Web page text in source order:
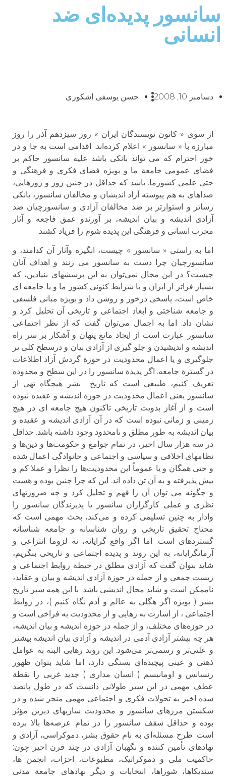
سانسور پدیده‌ای ضد
انسانی
دسامبر 10, 2008 حسن یوسفی اشکوری
از سوی « کانون نویسندگان ایران » روز سیزدهم آذر را روز
مبارزه با « سانسور » اعلام کرده‌اند. اقدامی است به جا و در
خور احترام که می تواند بانکی باشد علیه سانسور حاکم بر
فضای عمومی جامعة ما و بویژه فضای فکری و فرهنگی و
حتی علمی کشورما. باشد که حداقل در چنین روز و روزهایی،
صداهای به هم پیوسته آزاد اندیشان و مخالفان سانسور، بانکی
رساتر و استوارتر بر ضد مخالفان آزادی و سانسورچیان ضد
آزادی اندیشه و بیان اندیشه، بر آورندو عمق فاجعه و آثار
مخرب انسانی و فرهنگی این پدیدة شوم را فریاد کشند.
اما به راستی « سانسور » چیست، انگیزه وآثار آن کدامند، و
سانسورچیان چرا دست به سانسور می زنند و اهداف آنان
چیست؟ در این مجال نمی‌توان به این پرسشهای بنیادین، که
بسیار فراتر از ایران و با شرایط کنونی کشور ما و یا جامعه ای
خاص است، پاسخی درخور و روشن داد و بویژه مبانی فلسفی
و جامعه شناختی و ابعاد اجتماعی و تاریخی آن تحلیل کرد و
نشان داد. اما به اجمال می‌توان گفت که از نظر اجتماعی
سانسور عبارت است از ایجاد مانع پنهان و آشکار بر سر راه
اندیشه و اندیشیدن و جلو گیری از آزادی بیان و درسطح کلی تر
جلوگیری و یا اعمال محدودیت در حوزة گردش آزاد اطلاعات
در گسترة جامعه. اگر پدیدة سانسور را در این سطح و محدوده
تعریف کنیم، طبیعی است که تاریخ بشر هیچگاه تهی از
سانسور یعنی اعمال محدودیت در حوزة اندیشه و عقیده نبوده
است و از آغاز بدویت تاریخی تاکنون هیچ جامعه ای در هیچ
زمینی و زمانی نبوده است که در آن آزادی اندیشه و عقیده و
بیان اندیشه به طور مطلق و نامحدود وجود داشته باشد. حداقل
در سه هزار سال اخیر، در تمام جوامع و حکومت‌ها و دین‌ها و
نظامهای اخلاقی و سیاسی و اجتماعی و خانوادگی اعمال شده
و حتی همگان و یا عموماً این محدودیت‌ها را نظرا و عملا کم و
بیش پذیرفته و به آن تن داده اند. این که چرا چنین بوده و هست
و چگونه می توان آن را فهم و تحلیل کرد و چه ضرورتهای
نظری و عملی کارگزاران سانسور یا پذیرندگان سانسور را
وادار به چنین تسلیمی کرده و می‌کند، بحث مهمی است که
محتاج تحقیق تاریخی و روان شناسانه و جامعه شناسانه
گستردهای است. اما اگر واقع گرایانه، نه لزوما انتزاعی و
آرمانگرایانه، به این روند و پدیده اجتماعی و تاریخی بنگریم،
شاید بتوان گفت که آزادی مطلق در حیطة روابط اجتماعی و
زیست جمعی و از جمله در حوزة آزادی اندیشه و بیان و عقاید،
ناممکن است و شاید محال اندیشی باشد. با این همه سیر تاریخ
بشر ( بویژه اگر هگلی به عالم و آدم نگاه کنیم )، در روابط
اجتماعی ، از اسارت به رهایی و از محدودیت به فراخی است و
در حوزه‌های مختلف، و از جمله در حوزة اندیشه و بیان اندیشه،
هر چه بیشتر آزادی آدمی در اندیشه و آزادی بیان اندیشه بیشتر
و علنی‌تر و رسمی‌تر می‌شود. این روند رهایی البته به عوامل
ذهنی و عینی پیچیده‌ای بستگی دارد، اما شاید بتوان ظهور
رنسانس و اومانیسم ( انسان مداری ) جدید غربی را نقطة
عطف مهمی در این سیر طولانی دانست که در طول پانصد
سده اخیر به تحولات فکری و اجتماعی مهمی منجر شده و در
شکستن مرزهای سانسور و محدودیت سازیهای دیرین مؤثر
بوده و حداقل سقف سانسور را در تمام عرصه‌ها بالا برده
است. طرح مسئله‌ای به نام حقوق بشر، دموکراسی، آزادی و
نهادهای تأمین کننده و نگهبان آزادی در چند قرن اخیر چون:
حاکمیت ملی و دموکراتیک، مطبوعات، احزاب، انجمن ها،
سندیکاها، شوراها، انتخابات و دیگر نهادهای جامعة مدنی